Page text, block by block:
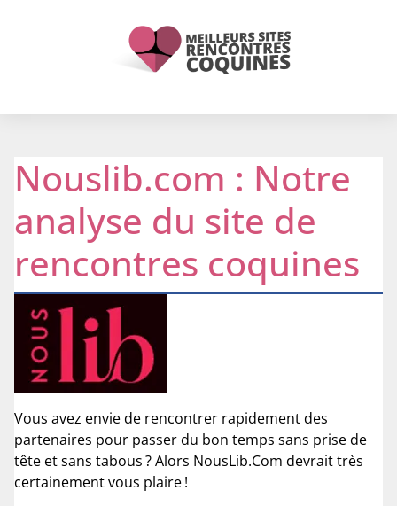
Nouslib.com : Notre
analyse du site de
rencontres coquines
Vous avez envie de rencontrer rapidement des
partenaires pour passer du bon temps sans prise de
tête et sans tabous ? Alors NousLib.Com devrait très
certainement vous plaire !